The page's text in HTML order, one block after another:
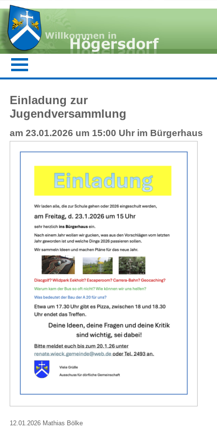
Einladung zur
Jugendversammlung
am 23.01.2026 um 15:00 Uhr im Bürgerhaus
12.01.2026 Mathias Bölke